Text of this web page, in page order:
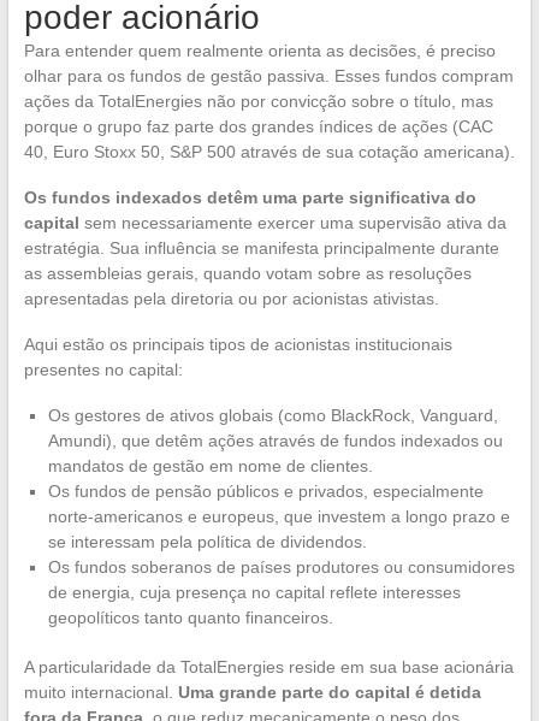
poder acionário
Para entender quem realmente orienta as decisões, é preciso
olhar para os fundos de gestão passiva. Esses fundos compram
ações da TotalEnergies não por convicção sobre o título, mas
porque o grupo faz parte dos grandes índices de ações (CAC
40, Euro Stoxx 50, S&P 500 através de sua cotação americana).
Os fundos indexados detêm uma parte significativa do
capital sem necessariamente exercer uma supervisão ativa da
estratégia. Sua influência se manifesta principalmente durante
as assembleias gerais, quando votam sobre as resoluções
apresentadas pela diretoria ou por acionistas ativistas.
Aqui estão os principais tipos de acionistas institucionais
presentes no capital:
Os gestores de ativos globais (como BlackRock, Vanguard,
Amundi), que detêm ações através de fundos indexados ou
mandatos de gestão em nome de clientes.
Os fundos de pensão públicos e privados, especialmente
norte-americanos e europeus, que investem a longo prazo e
se interessam pela política de dividendos.
Os fundos soberanos de países produtores ou consumidores
de energia, cuja presença no capital reflete interesses
geopolíticos tanto quanto financeiros.
A particularidade da TotalEnergies reside em sua base acionária
muito internacional. Uma grande parte do capital é detida